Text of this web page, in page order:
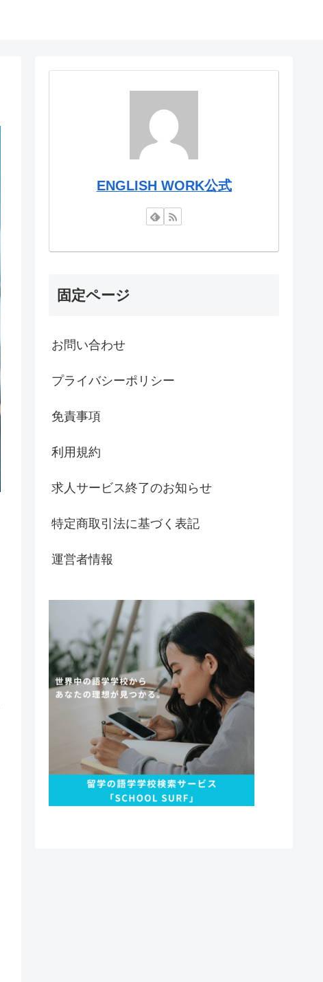
ENGLISH WORK公式
固定ページ
お問い合わせ
プライバシーポリシー
免責事項
利用規約
求人サービス終了のお知らせ
特定商取引法に基づく表記
運営者情報